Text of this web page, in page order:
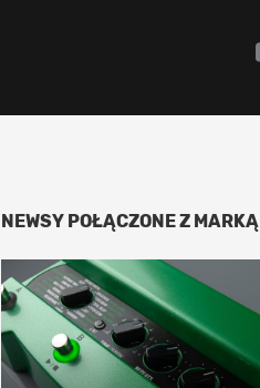
NEWSY POŁĄCZONE Z MARKĄ